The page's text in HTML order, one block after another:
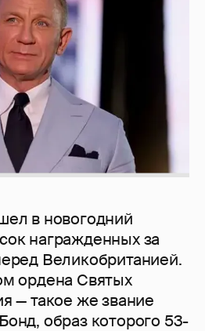
в новогодний
награжденных за
Великобританией.
ордена Святых
— такое же звание
образ которого 53-